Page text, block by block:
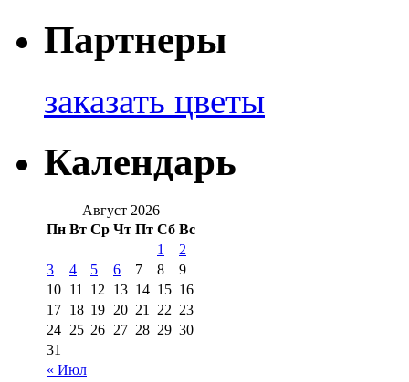
Партнеры
заказать цветы
Календарь
Август 2026
Пн Вт Ср Чт Пт Сб Вс
« Июл
1
2
3
4 5 6 7 8
9
10 11 12 13 14 15 16
17 18 19 20 21 22 23
24 25 26 27 28 29 30
31